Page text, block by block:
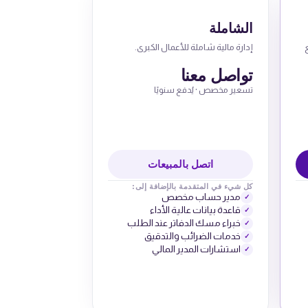
الشاملة
إدارة مالية شاملة للأعمال الكبرى.
تواصل معنا
تسعير مخصص · يُدفع سنويًا
اتصل بالمبيعات
كل شيء في المتقدمة بالإضافة إلى:
✓ مدير حساب مخصص
✓ قاعدة بيانات عالية الأداء
✓ خبراء مسك الدفاتر عند الطلب
✓ خدمات الضرائب والتدقيق
✓ استشارات المدير المالي